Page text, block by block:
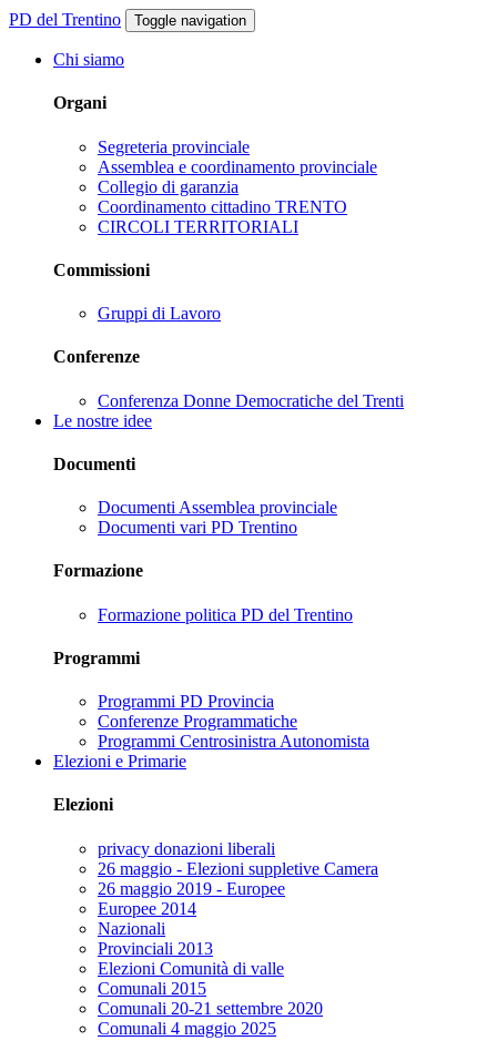
PD del Trentino Toggle navigation
Chi siamo
Organi
Segreteria provinciale
Assemblea e coordinamento provinciale
Collegio di garanzia
Coordinamento cittadino TRENTO
CIRCOLI TERRITORIALI
Commissioni
Gruppi di Lavoro
Conferenze
Conferenza Donne Democratiche del Trenti
Le nostre idee
Documenti
Documenti Assemblea provinciale
Documenti vari PD Trentino
Formazione
Formazione politica PD del Trentino
Programmi
Programmi PD Provincia
Conferenze Programmatiche
Programmi Centrosinistra Autonomista
Elezioni e Primarie
Elezioni
privacy donazioni liberali
26 maggio - Elezioni suppletive Camera
26 maggio 2019 - Europee
Europee 2014
Nazionali
Provinciali 2013
Elezioni Comunità di valle
Comunali 2015
Comunali 20-21 settembre 2020
Comunali 4 maggio 2025